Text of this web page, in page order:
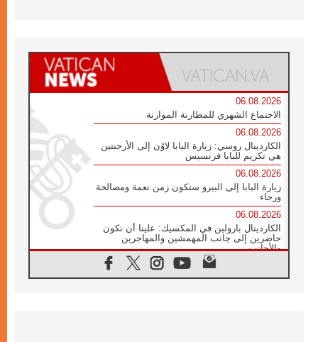
06.08.2026
الاجتماع الشهري للمطارنة الموارنة
06.08.2026
الكاردينال روسي: زيارة البابا لاوُن إلى الأرجنتين
هي تكريم للبابا فرنسيس
06.08.2026
زيارة البابا إلى البيرو ستكون زمن نعمة ومصالحة
ورجاء
06.08.2026
الكاردينال بارولين في المكسيك: علينا أن نكون
حاضرين إلى جانب المهمشين والمهاجرين
والأجانب
البابا لاوُن الرابع عشر للشباب في أسيزي: